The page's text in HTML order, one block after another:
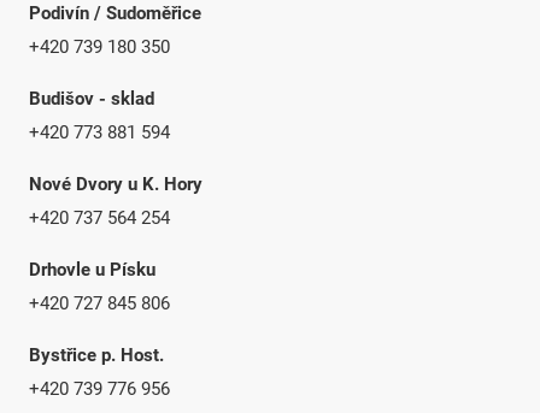
Podivín / Sudoměřice
+420 739 180 350
Budišov - sklad
+420 773 881 594
Nové Dvory u K. Hory
+420 737 564 254
Drhovle u Písku
+420 727 845 806
Bystřice p. Host.
+420 739 776 956